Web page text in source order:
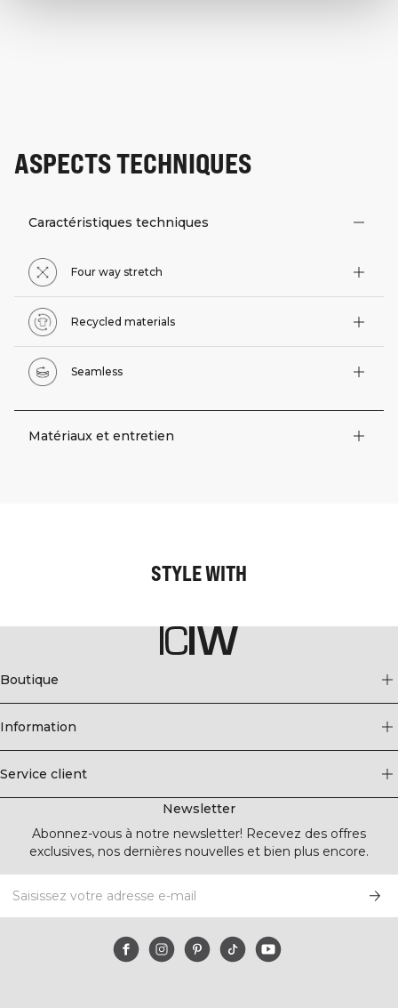
ASPECTS TECHNIQUES
Caractéristiques techniques
Four way stretch
Recycled materials
Seamless
Matériaux et entretien
STYLE WITH
Boutique
Information
Service client
Newsletter
Abonnez-vous à notre newsletter! Recevez des offres
exclusives, nos dernières nouvelles et bien plus encore.